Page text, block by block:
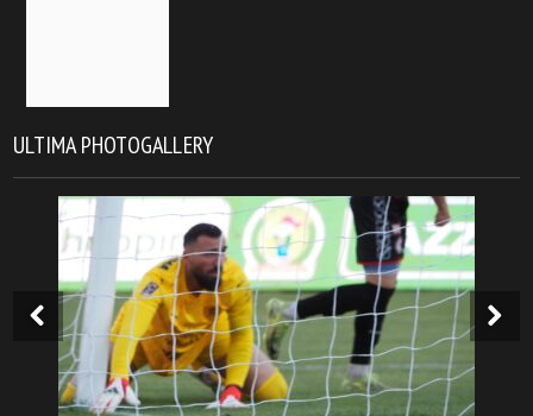
ULTIMA PHOTOGALLERY